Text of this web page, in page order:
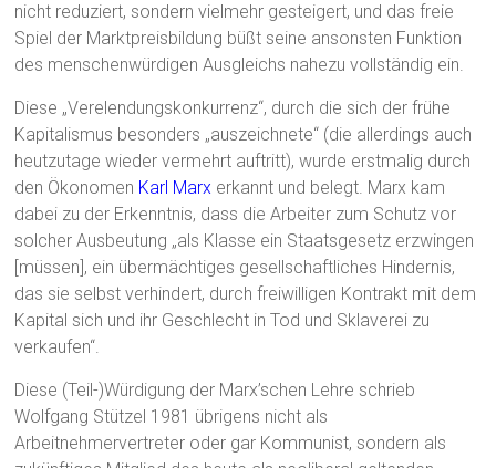
nicht reduziert, sondern vielmehr gesteigert, und das freie
Spiel der Marktpreisbildung büßt seine ansonsten Funktion
des menschenwürdigen Ausgleichs nahezu vollständig ein.
Diese „Verelendungskonkurrenz“, durch die sich der frühe
Kapitalismus besonders „auszeichnete“ (die allerdings auch
heutzutage wieder vermehrt auftritt), wurde erstmalig durch
den Ökonomen Karl Marx erkannt und belegt. Marx kam
dabei zu der Erkenntnis, dass die Arbeiter zum Schutz vor
solcher Ausbeutung „als Klasse ein Staatsgesetz erzwingen
[müssen], ein übermächtiges gesellschaftliches Hindernis,
das sie selbst verhindert, durch freiwilligen Kontrakt mit dem
Kapital sich und ihr Geschlecht in Tod und Sklaverei zu
verkaufen“.
Diese (Teil-)Würdigung der Marx’schen Lehre schrieb
Wolfgang Stützel 1981 übrigens nicht als
Arbeitnehmervertreter oder gar Kommunist, sondern als